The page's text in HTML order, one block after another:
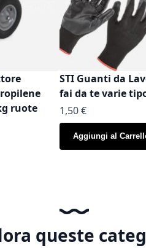
ruote
desideri
confronto
STI Guanti da
fai da te varie
As low as
1,50 €
Aggiungi al
queste